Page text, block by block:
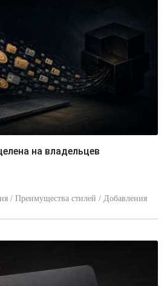
/ Преимущества стилей / Добавления